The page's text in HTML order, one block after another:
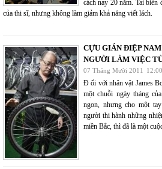
cách nay 20 năm. Tai biến
của thi sĩ, nhưng không làm giảm khả năng viết lách.
CỰU GIÁN ĐIỆP
NGƯỜI LÀM VIỆC
07 Tháng Mười 2011
Đ ối với nhân vật James
một chuỗi ngày tháng
ngon, nhưng cho một
người thi hành những
miền Bắc, thì đã là một